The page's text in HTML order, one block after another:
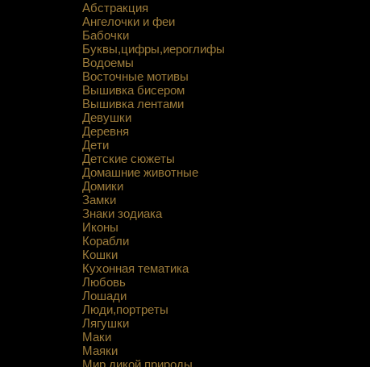
Абстракция
Ангелочки и феи
Бабочки
Буквы,цифры,иероглифы
Водоемы
Восточные мотивы
Вышивка бисером
Вышивка лентами
Девушки
Деревня
Дети
Детские сюжеты
Домашние животные
Домики
Замки
Знаки зодиака
Иконы
Корабли
Кошки
Кухонная тематика
Любовь
Лошади
Люди,портреты
Лягушки
Маки
Маяки
Мир дикой природы